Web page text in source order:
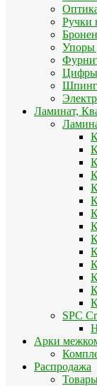
Ручки
Упоры
Цифры
Ламинат,
SPC
Арки
Распродажа